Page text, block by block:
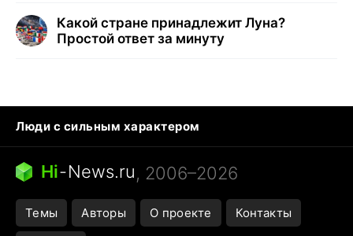
Какой стране принадлежит Луна?
Простой ответ за минуту
Люди с сильным характером
Кошка писает на кровать
Тунцы в океанариуме
Ядовитые пауки России
Города в ядерной войне
Hi-News.ru, 2006–2026
Темы Авторы О проекте Контакты